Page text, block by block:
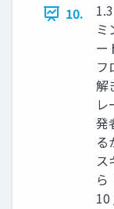
10.
ミ
ー
フ
解
レ
発
る
ス
ら